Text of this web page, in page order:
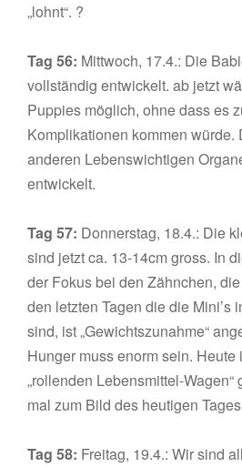
„lohnt“. ?
Tag 56: Mittwoch, 17.4.: Die
vollständig entwickelt. ab jetzt
Puppies möglich, ohne dass es
Komplikationen kommen
anderen Lebenswichtigen
entwickelt.
Tag 57: Donnerstag, 18.4.: Die
sind jetzt ca. 13-14cm gross. In
der Fokus bei den Zähnchen,
den letzten Tagen die die Mini’s
sind, ist „Gewichtszunahme“
Hunger muss enorm sein. Heute
„rollenden Lebensmittel-
mal zum Bild des heutigen
Tag 58: Freitag, 19.4.: Wir sind